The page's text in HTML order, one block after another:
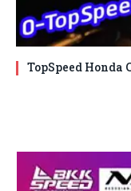
TopSpeed Honda